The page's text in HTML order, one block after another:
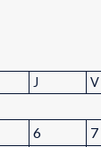
J V
6 7